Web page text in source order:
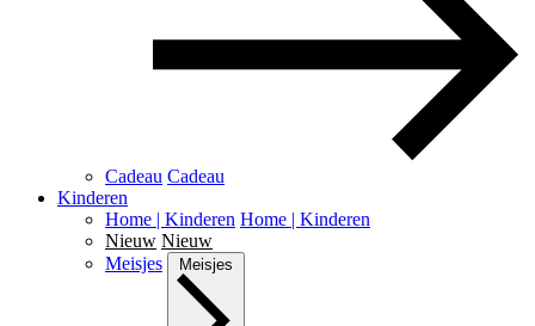
Cadeau Cadeau
Kinderen
Home | Kinderen Home | Kinderen
Nieuw Nieuw
Meisjes
Meisjes